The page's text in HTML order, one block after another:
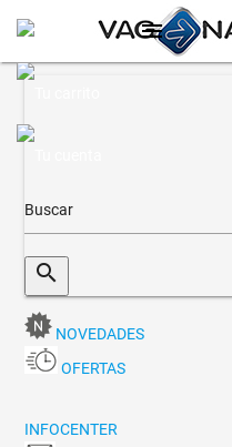
menu
search
NOVEDADES
OFERTAS
INFOCENTER